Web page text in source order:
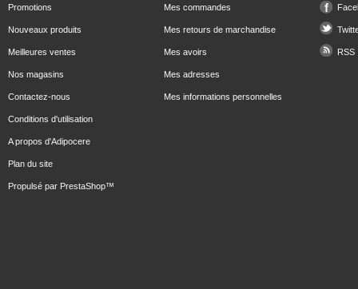
Promotions
Nouveaux produits
Meilleures ventes
Nos magasins
Contactez-nous
Conditions d'utilisation
A propos d'Adipocere
Plan du site
Propulsé par PrestaShop™
Mes commandes
Mes retours de marchandise
Mes avoirs
Mes adresses
Mes informations personnelles
RSS